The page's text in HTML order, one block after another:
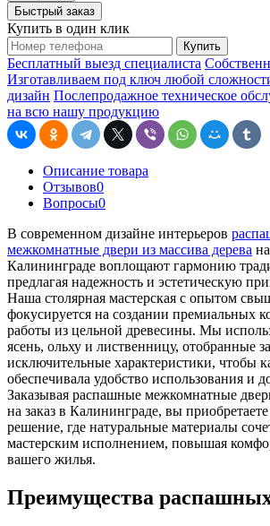
Быстрый заказ
Купить в один клик
Купить
Бесплатный выезд специалиста
Изготавливаем под ключ любой
дизайн Послепродажное техническое
на всю нашу продукцию
Описание товара
Отзывов0
Вопросы0
В современном дизайне интерьеров
межкомнатные двери из массива дерева
Калининграде воплощают гармонию
предлагая надежность и эстетическую
Наша столярная мастерская с опытом
фокусируется на создании премиальных
работы из цельной древесины. Мы
ясень, ольху и лиственницу, отобранные
исключительные характеристики, чтобы
обеспечивала удобство использования и
Заказывая распашные межкомнатные
на заказ в Калининграде, вы
решение, где натуральные материалы
мастерским исполнением, повышая
вашего жилья.
Преимущества